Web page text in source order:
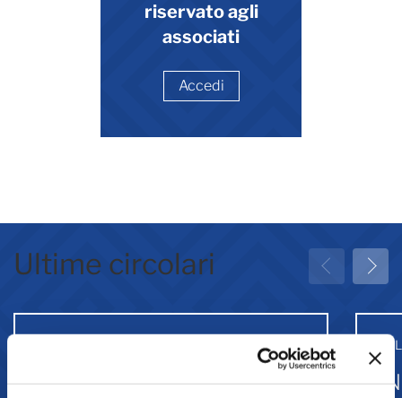
riservato agli
associati
Accedi
Ultime circolari
Greenwashing: attività
31